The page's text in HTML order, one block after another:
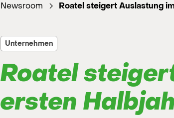
Newsroom Roatel steigert Auslastung
Unternehmen
Roatel
ersten